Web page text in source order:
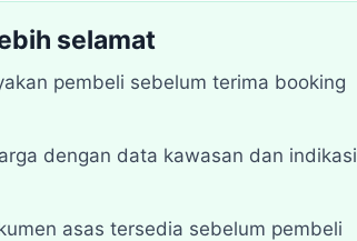
selamat
pembeli sebelum terima booking
dengan data kawasan dan indikasi
asas tersedia sebelum pembeli